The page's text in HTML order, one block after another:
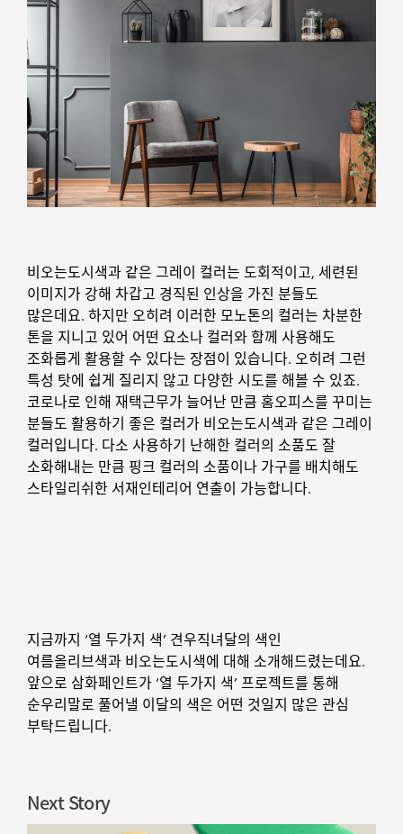
비오는도시색과 같은 그레이 컬러는 도회적이고, 세련된
이미지가 강해 차갑고 경직된 인상을 가진 분들도
많은데요. 하지만 오히려 이러한 모노톤의 컬러는 차분한
톤을 지니고 있어 어떤 요소나 컬러와 함께 사용해도
조화롭게 활용할 수 있다는 장점이 있습니다. 오히려 그런
특성 탓에 쉽게 질리지 않고 다양한 시도를 해볼 수 있죠.
코로나로 인해 재택근무가 늘어난 만큼 홈오피스를 꾸미는
분들도 활용하기 좋은 컬러가 비오는도시색과 같은 그레이
컬러입니다. 다소 사용하기 난해한 컬러의 소품도 잘
소화해내는 만큼 핑크 컬러의 소품이나 가구를 배치해도
스타일리쉬한 서재인테리어 연출이 가능합니다.
지금까지 ‘열 두가지 색’ 견우직녀달의 색인
여름올리브색과 비오는도시색에 대해 소개해드렸는데요.
앞으로 삼화페인트가 ‘열 두가지 색’ 프로젝트를 통해
순우리말로 풀어낼 이달의 색은 어떤 것일지 많은 관심
부탁드립니다.
Next Story